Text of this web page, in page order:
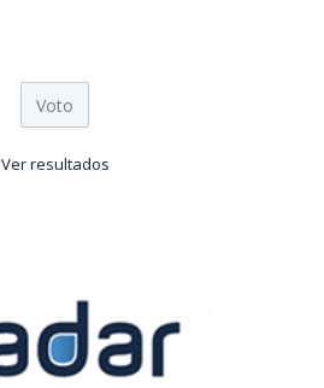
Ver resultados